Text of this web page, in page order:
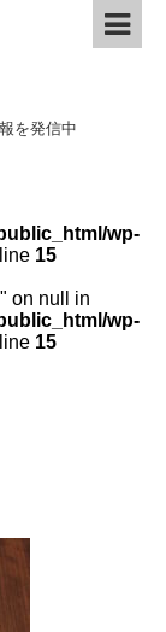
を発信中
wp-
15
on null in
wp-
15